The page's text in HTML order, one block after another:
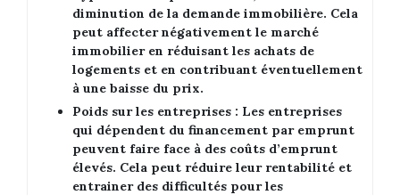
diminution de la demande immobilière. Cela
peut affecter négativement le marché
immobilier en réduisant les achats de
logements et en contribuant éventuellement
à une baisse du prix.
Poids sur les entreprises : Les entreprises
qui dépendent du financement par emprunt
peuvent faire face à des coûts d’emprunt
élevés. Cela peut réduire leur rentabilité et
entrainer des difficultés pour les